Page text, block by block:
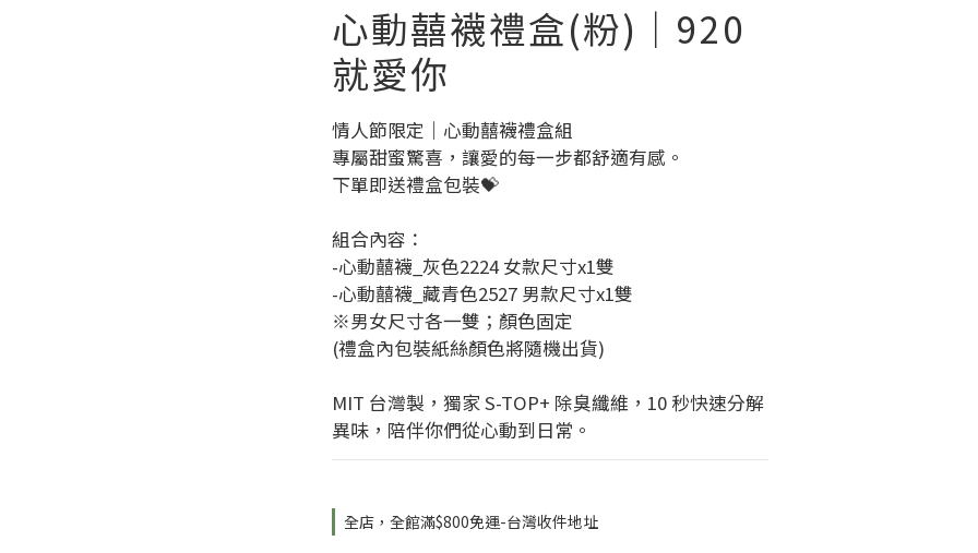
心動囍襪禮盒(粉)｜920
就愛你
情人節限定｜心動囍襪禮盒組
專屬甜蜜驚喜，讓愛的每一步都舒適有感。
下單即送禮盒包裝💝
組合內容：
-心動囍襪_灰色2224 女款尺寸x1雙
-心動囍襪_藏青色2527 男款尺寸x1雙
※男女尺寸各一雙；顏色固定
(禮盒內包裝紙絲顏色將隨機出貨)
MIT 台灣製，獨家 S-TOP+ 除臭纖維，10 秒快速分解
異味，陪伴你們從心動到日常。
全店，全館滿$800免運-台灣收件地址